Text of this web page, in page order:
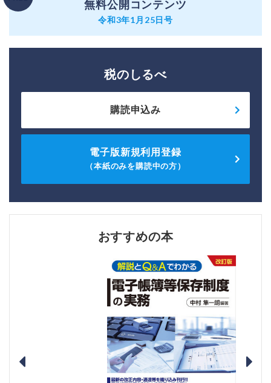
無料公開コンテンツ
令和3年1月25日号
税のしるべ
購読申込み
電子版新規利用登録
（本紙のみを購読中の方）
おすすめの本